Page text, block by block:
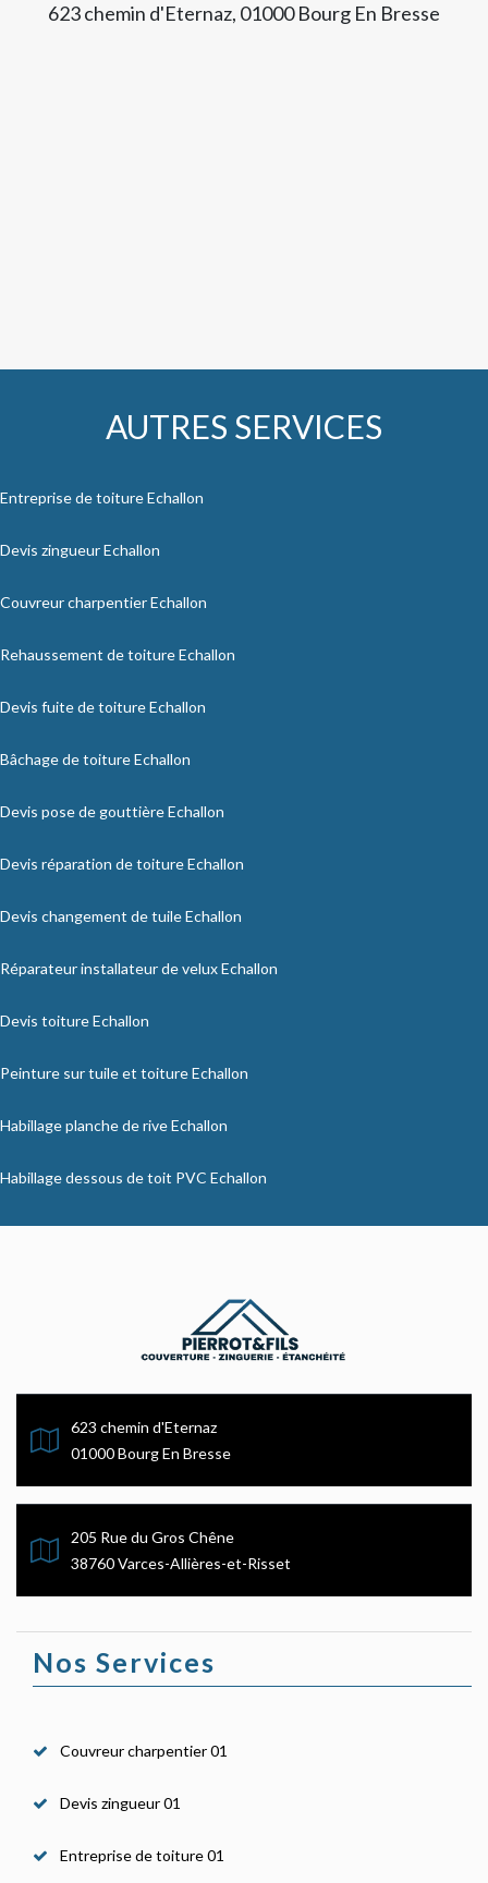
623 chemin d'Eternaz, 01000 Bourg En Bresse
AUTRES SERVICES
Entreprise de toiture Echallon
Devis zingueur Echallon
Couvreur charpentier Echallon
Rehaussement de toiture Echallon
Devis fuite de toiture Echallon
Bâchage de toiture Echallon
Devis pose de gouttière Echallon
Devis réparation de toiture Echallon
Devis changement de tuile Echallon
Réparateur installateur de velux Echallon
Devis toiture Echallon
Peinture sur tuile et toiture Echallon
Habillage planche de rive Echallon
Habillage dessous de toit PVC Echallon
623 chemin d'Eternaz
01000 Bourg En Bresse
205 Rue du Gros Chêne
38760 Varces-Allières-et-Risset
Nos Services
Couvreur charpentier 01
Devis zingueur 01
Entreprise de toiture 01